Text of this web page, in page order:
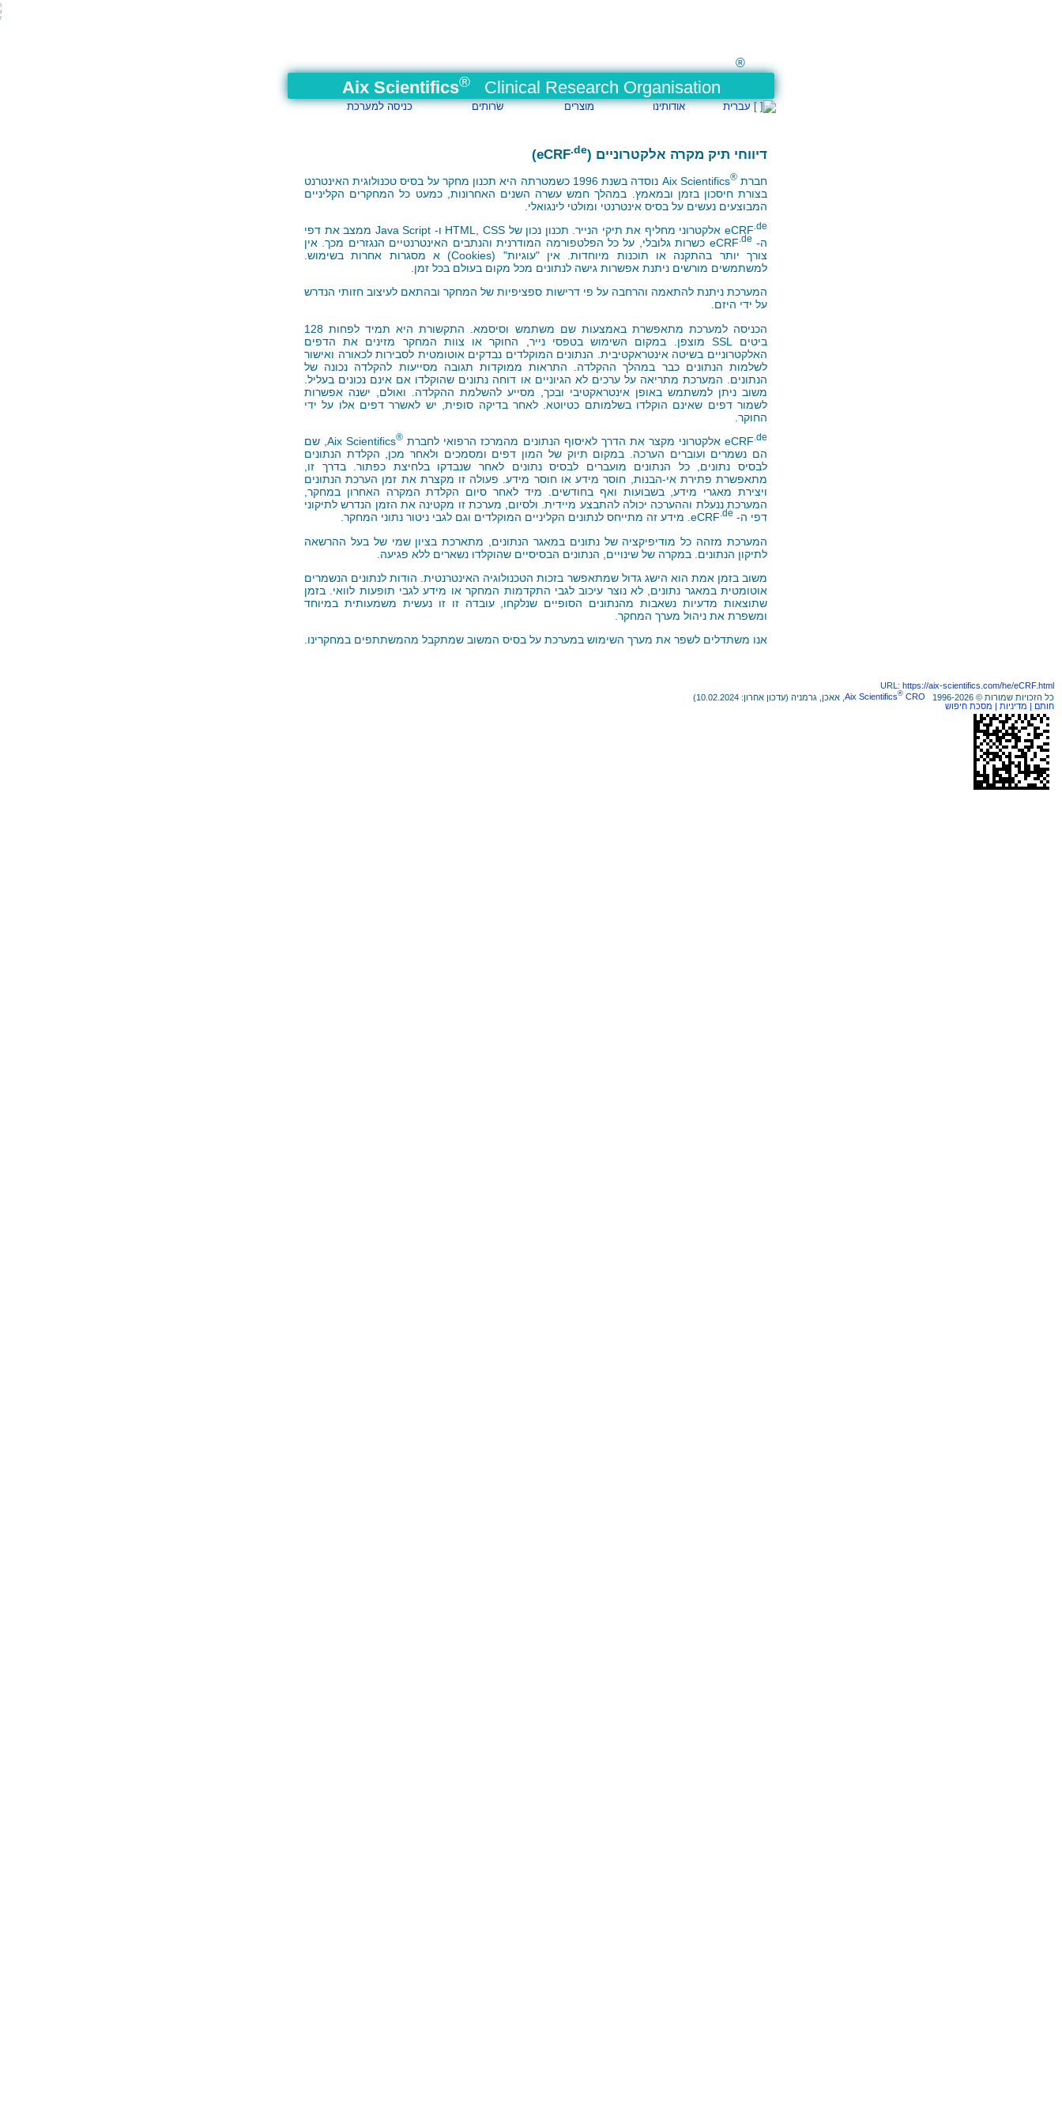
®
Aix Scientifics® Clinical Research Organisation
עברית אודותינו מוצרים שׂרותים כניסה למערכת
דיווחי תיק מקרה אלקטרוניים (eCRF.de
)
חברת Aix Scientifics®
נוסדה בשנת 1996 כשמטרתה היא תכנון מחקר על בסיס טכנולוגית האינטרנט
בצורת חיסכון בזמן ובמאמץ. במהלך חמש עשרה השנים האחרונות, כמעט כל המחקרים הקליניים
המבוצעים נעשים על בסיס אינטרנטי ומולטי לינגואלי.
eCRF.de אלקטרוני מחליף את תיקי הנייר. תכנון נכון של HTML CSS
ו- Java Script ממצב את דפי
ה- eCRF .de
כשרות גלובלי, על כל הפלטפורמה המודרנית והנתבים האינטרנטיים הנגזרים מכך. אין
צורך יותר בהתקנה או תוכנות מיוחדות. אין "עוגיות" (Cookies) א מסגרות אחרות בשימוש.
למשתמשים מורשים ניתנת אפשרות גישה לנתונים מכל מקום בעולם בכל זמן.
המערכת ניתנת להתאמה והרחבה על פי דרישות ספציפיות של המחקר ובהתאם לעיצוב חזותי הנדרש
על ידי היזם.
הכניסה למערכת מתאפשרת באמצעות שם משתמש וסיסמא. התקשורת היא תמיד לפחות 128
ביטים
SSL מוצפן. במקום השימוש בטפסי נייר, החוקר או צוות המחקר מזינים את הדפים
האלקטרוניים בשיטה אינטראקטיבית. הנתונים המוקלדים נבדקים אוטומטית לסבירות לכאורה ואישור
לשלמות הנתונים כבר במהלך ההקלדה. התראות ממוקדות תגובה מסייעות להקלדה נכונה של
הנתונים. המערכת מתריאה על ערכים לא הגיוניים או דוחה נתונים שהוקלדו אם אינם נכונים בעליל.
משוב ניתן למשתמש באופן אינטראקטיבי ובכך, מסייע להשלמת ההקלדה. ואולם, ישנה אפשרות
לשמור דפים שאינם הוקלדו בשלמותם כטיוטא. לאחר בדיקה סופית, יש לאשרר דפים אלו על ידי
החוקר.
eCRF.de אלקטרוני מקצר את הדרך לאיסוף הנתונים מהמרכז הרפואי לחברת Aix Scientifics®
, שם
הם נשמרים ועוברים הערכה. במקום תיוק של המון דפים ומסמכים ולאחר מכן, הקלדת הנתונים
לבסיס נתונים, כל הנתונים מועברים לבסיס נתונים לאחר שנבדקו בלחיצת כפתור. בדרך זו,
מתאפשרת פתירת אי-הבנות, חוסר מידע או חוסר מידע. פעולה זו מקצרת את זמן הערכת הנתונים
ויצירת מאגרי מידע, בשבועות ואף בחודשים. מיד לאחר סיום הקלדת המקרה האחרון במחקר,
המערכת ננעלת וההערכה יכולה להתבצע מיידית. ולסיום, מערכת זו מקטינה את הזמן הנדרש לתיקוני
דפי ה- eCRF .de
. מידע זה מתייחס לנתונים הקליניים המוקלדים וגם לגבי ניטור נתוני המחקר.
המערכת מזהה כל מודיפיקציה של נתונים במאגר הנתונים, מתארכת בציון שמי של בעל ההרשאה
לתיקון הנתונים. במקרה של שינויים, הנתונים הבסיסיים שהוקלדו נשארים ללא פגיעה.
משוב בזמן אמת הוא הישג גדול שמתאפשר בזכות הטכנולוגיה האינטרנטית. הודות לנתונים הנשמרים
אוטומטית במאגר נתונים, לא נוצר עיכוב לגבי התקדמות המחקר או מידע לגבי תופעות לוואי. בזמן
שתוצאות מדעיות נשאבות מהנתונים הסופיים שנלקחו, עובדה זו זו נעשית משמעותית במיוחד
ומשפרת את ניהול מערך המחקר.
אנו משתדלים לשפר את מערך השימוש במערכת על בסיס המשוב שמתקבל מהמשתתפים במחקרינו.
URL: https://aix-scientifics.com/he/eCRF.html
כל הזכויות שמורות © 1996-2026
Aix Scientifics® CRO
, אאכן, גרמניה (עדכון אחרון: 10.02.2024)
חותם
| מדיניות | מסכת חיפוש